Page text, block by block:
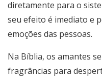
diretamente para o
seu efeito é imediato e
emoções das pessoas.
Na Bíblia, os amantes
fragrâncias para